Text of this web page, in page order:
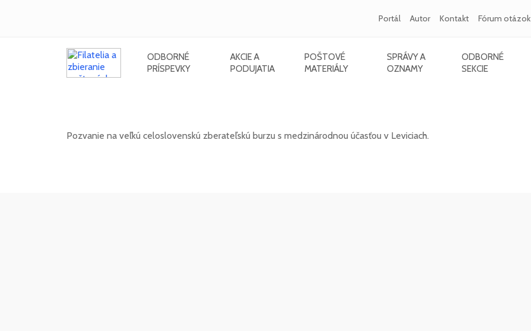
Portál Autor Kontakt Fórum otázok
ODBORNÉ
PRÍSPEVKY
AKCIE A
PODUJATIA
POŠTOVÉ
MATERIÁLY
SPRÁVY A
OZNAMY
ODBORNÉ
SEKCIE
Pozvanie na veľkú celoslovenskú zberateľskú burzu s medzinárodnou účasťou v Leviciach.